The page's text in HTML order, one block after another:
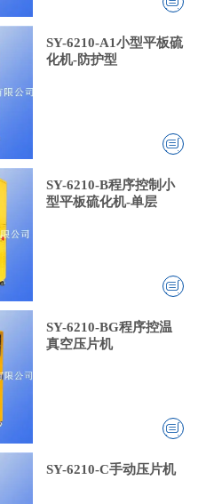
SY-6210-A1小型平板硫
化机-防护型
SY-6210-B程序控制小
型平板硫化机-单层
SY-6210-BG程序控温
真空压片机
SY-6210-C手动压片机